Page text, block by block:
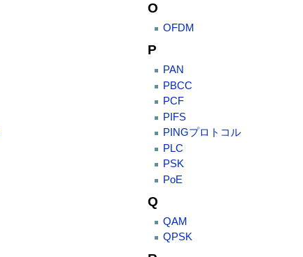
O
OFDM
P
PAN
PBCC
PCF
PIFS
PINGプロトコル
PLC
PSK
PoE
Q
QAM
QPSK